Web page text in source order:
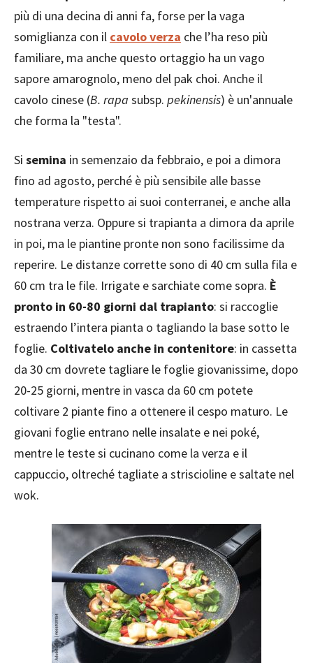
più di una decina di anni fa, forse per la vaga
somiglianza con il cavolo verza che l’ha reso più
familiare, ma anche questo ortaggio ha un vago
sapore amarognolo, meno del pak choi. Anche il
cavolo cinese (B. rapa subsp. pekinensis) è un'annuale
che forma la "testa".
Si semina in semenzaio da febbraio, e poi a dimora
fino ad agosto, perché è più sensibile alle basse
temperature rispetto ai suoi conterranei, e anche alla
nostrana verza. Oppure si trapianta a dimora da aprile
in poi, ma le piantine pronte non sono facilissime da
reperire. Le distanze corrette sono di 40 cm sulla fila e
60 cm tra le file. Irrigate e sarchiate come sopra. È
pronto in 60-80 giorni dal trapianto: si raccoglie
estraendo l’intera pianta o tagliando la base sotto le
foglie. Coltivatelo anche in contenitore: in cassetta
da 30 cm dovrete tagliare le foglie giovanissime, dopo
20-25 giorni, mentre in vasca da 60 cm potete
coltivare 2 piante fino a ottenere il cespo maturo. Le
giovani foglie entrano nelle insalate e nei poké,
mentre le teste si cucinano come la verza e il
cappuccio, oltreché tagliate a striscioline e saltate nel
wok.